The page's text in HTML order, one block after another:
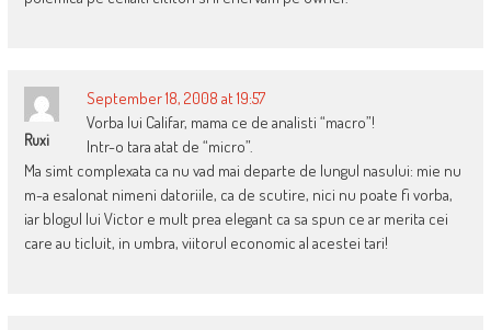
Ruxi
September 18, 2008 at 19:57
Vorba lui Califar, mama ce de analisti “macro”!
Intr-o tara atat de “micro”.
Ma simt complexata ca nu vad mai departe de lungul nasului: mie nu
m-a esalonat nimeni datoriile, ca de scutire, nici nu poate fi vorba,
iar blogul lui Victor e mult prea elegant ca sa spun ce ar merita cei
care au ticluit, in umbra, viitorul economic al acestei tari!